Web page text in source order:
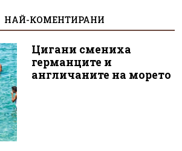
НАЙ-КОМЕНТИРАНИ
Цигани смениха
германците и
англичаните на морето